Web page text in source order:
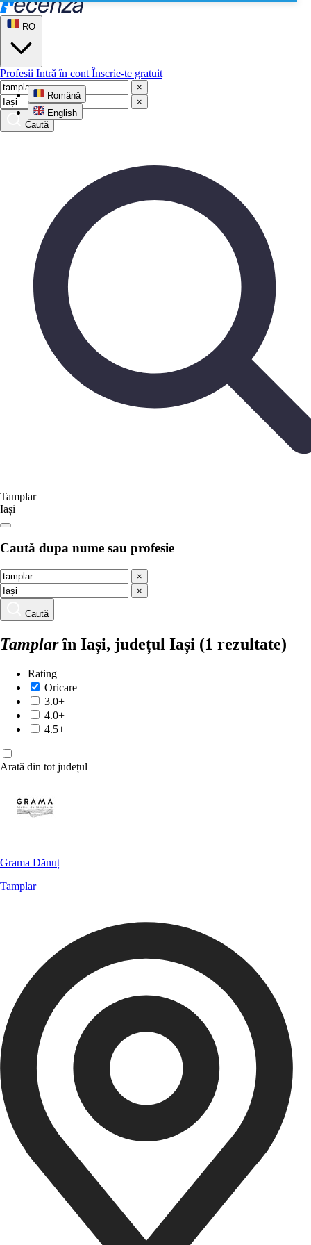
RO
Română
English
Profesii Intră în cont Înscrie-te gratuit
×
×
Caută
Tamplar
Iași
Caută dupa nume sau profesie
×
×
Caută
Tamplarîn Iași, județul Iași (1 rezultate)
Rating
Oricare
3.0+
4.0+
4.5+
Arată din tot județul
Grama Dănuț
Tamplar